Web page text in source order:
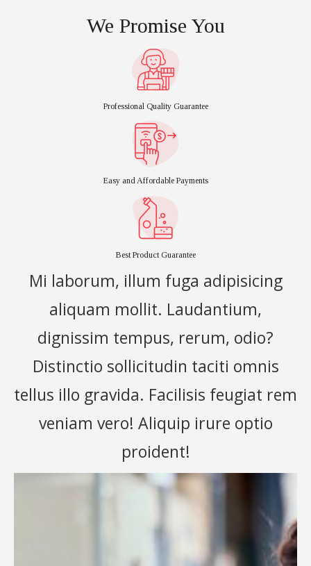
We Promise You​
Professional Quality Guarantee
Easy and Affordable Payments
Best Product Guarantee
Mi laborum, illum fuga adipisicing
aliquam mollit. Laudantium,
dignissim tempus, rerum, odio?
Distinctio sollicitudin taciti omnis
tellus illo gravida. Facilisis feugiat rem
veniam vero! Aliquip irure optio
proident!